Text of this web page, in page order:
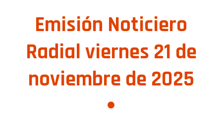
Emisión Noticiero
Radial viernes 21 de
noviembre de 2025